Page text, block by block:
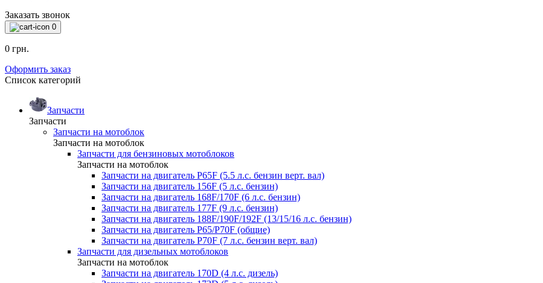
Заказать звонок
0
0 грн.
Оформить заказ
Список категорий
Запчасти
Запчасти
Запчасти на мотоблок
Запчасти на мотоблок
Запчасти для бензиновых мотоблоков
Запчасти на мотоблок
Запчасти на двигатель P65F (5.5 л.с. бензин верт. вал)
Запчасти на двигатель 156F (5 л.с. бензин)
Запчасти на двигатель 168F/170F (6 л.с. бензин)
Запчасти на двигатель 177F (9 л.с. бензин)
Запчасти на двигатель 188F/190F/192F (13/15/16 л.с. бензин)
Запчасти на двигатель P65/P70F (общие)
Запчасти на двигатель P70F (7 л.с. бензин верт. вал)
Запчасти для дизельных мотоблоков
Запчасти на мотоблок
Запчасти на двигатель 170D (4 л.с. дизель)